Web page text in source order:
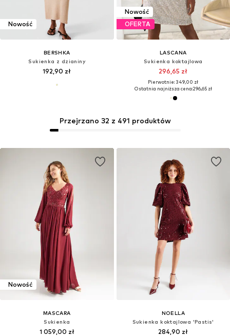
Nowość
BERSHKA
Sukienka z dzianiny
192,90 zł
Nowość
OFERTA
LASCANA
Sukienka koktajlowa
296,65 zł
Pierwotnie: 349,00 zł
Ostatnia najniższa cena:296,65 zł
Nowość
MASCARA
Sukienka
1 059,00 zł
Przejrzano 32 z 491 produktów
NOELLA
Sukienka koktajlowa 'Pastis'
284,90 zł